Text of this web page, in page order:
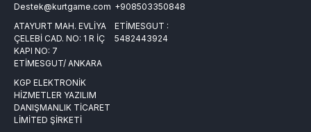
Destek@kurtgame.com +908503350848
ATAYURT MAH. EVLİYA
ÇELEBİ CAD. NO: 1 R İÇ
KAPI NO: 7
ETİMESGUT/ ANKARA
ETİMESGUT :
5482443924
KGP ELEKTRONİK
HİZMETLER YAZILIM
DANIŞMANLIK TİCARET
LİMİTED ŞİRKETİ